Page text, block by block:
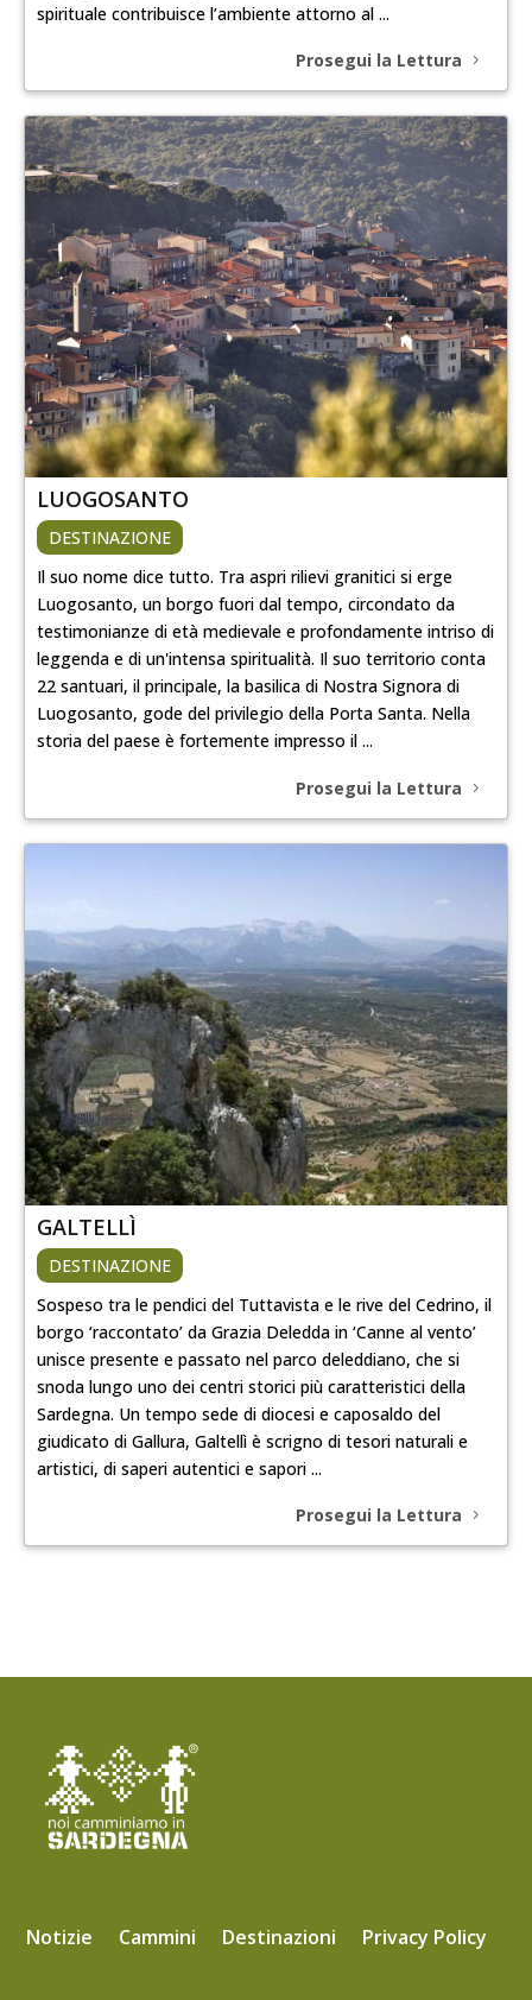
spirituale contribuisce l’ambiente attorno al ...
Prosegui la Lettura
LUOGOSANTO
DESTINAZIONE
Il suo nome dice tutto. Tra aspri rilievi granitici si erge
Luogosanto, un borgo fuori dal tempo, circondato da
testimonianze di età medievale e profondamente intriso di
leggenda e di un'intensa spiritualità. Il suo territorio conta
22 santuari, il principale, la basilica di Nostra Signora di
Luogosanto, gode del privilegio della Porta Santa. Nella
storia del paese è fortemente impresso il ...
Prosegui la Lettura
GALTELLÌ
DESTINAZIONE
Sospeso tra le pendici del Tuttavista e le rive del Cedrino, il
borgo ‘raccontato’ da Grazia Deledda in ‘Canne al vento’
unisce presente e passato nel parco deleddiano, che si
snoda lungo uno dei centri storici più caratteristici della
Sardegna. Un tempo sede di diocesi e caposaldo del
giudicato di Gallura, Galtellì è scrigno di tesori naturali e
artistici, di saperi autentici e sapori ...
Prosegui la Lettura
Notizie Cammini Destinazioni Privacy Policy